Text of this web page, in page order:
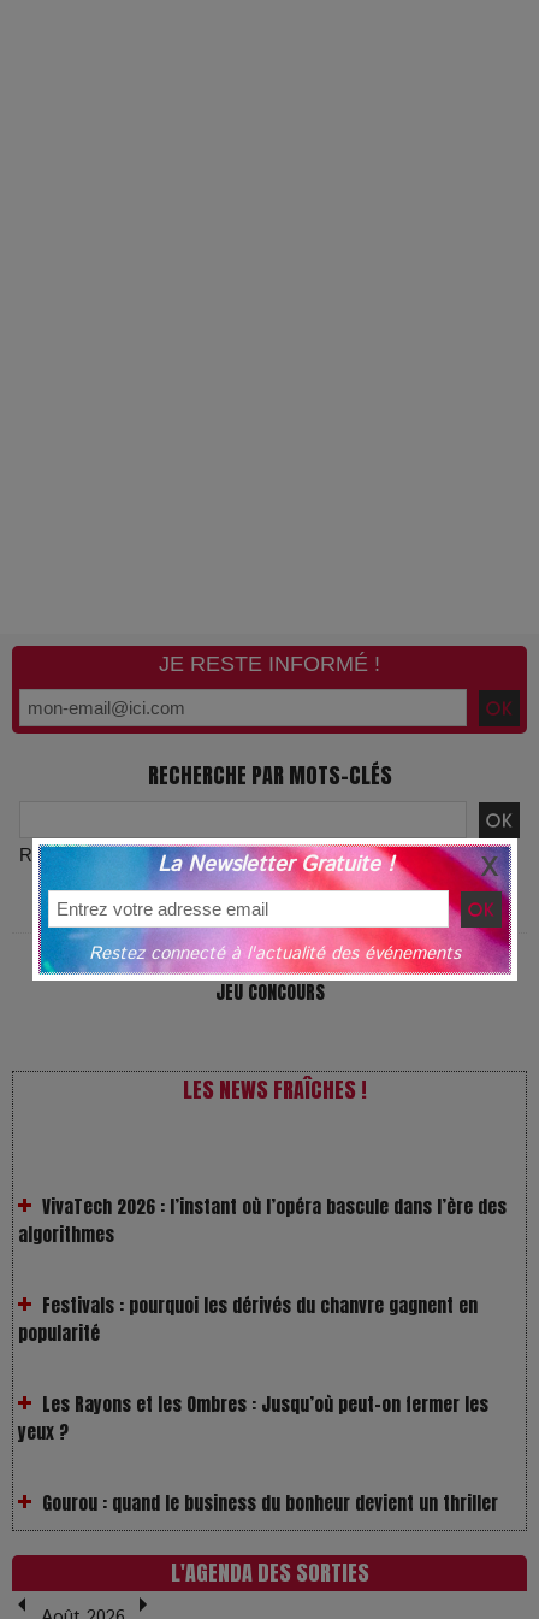
JE RESTE INFORMÉ !
RECHERCHE PAR MOTS-CLÉS
Recherche avancée
L'ACTUALITÉ PAR MOTS-CLÉS
JEU CONCOURS
LES NEWS FRAÎCHES !
LOL 2.0 : aimer, grandir et se comprendre à l’ère des
réseaux
L'AGENDA DES SORTIES
La Newsletter Gratuite !
Restez connecté à l'actualité des événements